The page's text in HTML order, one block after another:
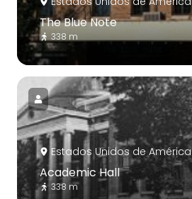
The Blue Note
338 m
Estados Unidos de América
Academic Hall
338 m